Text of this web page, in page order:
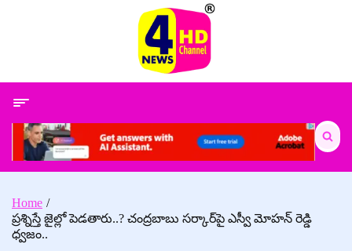
Search
for:
Home
ప్రశ్నిస్తే జైల్లో పెడతారు..? చంద్రబాబు సర్కార్‌పై ఎస్వీ మోహన్ రెడ్డి
ధ్వజం..